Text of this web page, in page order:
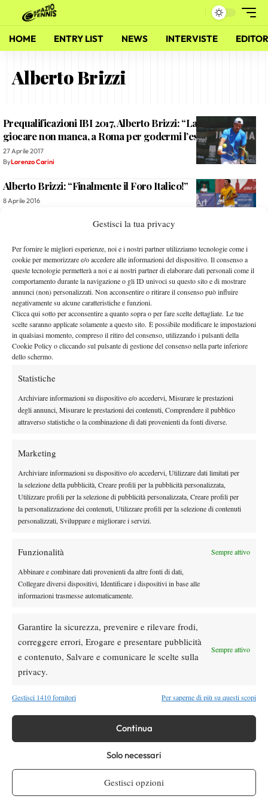
Gestisci la tua privacy
Per fornire le migliori esperienze, noi e i nostri partner utilizziamo tecnologie come i
cookie per memorizzare e/o accedere alle informazioni del dispositivo. Il consenso a
queste tecnologie permetterà a noi e ai nostri partner di elaborare dati personali come il
comportamento durante la navigazione o gli ID univoci su questo sito e di mostrare
annunci (non) personalizzati. Non acconsentire o ritirare il consenso può influire
negativamente su alcune caratteristiche e funzioni.
Clicca qui sotto per acconsentire a quanto sopra o per fare scelte dettagliate. Le tue
scelte saranno applicate solamente a questo sito. È possibile modificare le impostazioni
in qualsiasi momento, compreso il ritiro del consenso, utilizzando i pulsanti della
Cookie Policy o cliccando sul pulsante di gestione del consenso nella parte inferiore
dello schermo.
Statistiche
Archiviare informazioni su dispositivo e/o accedervi, Misurare le prestazioni
degli annunci, Misurare le prestazioni dei contenuti, Comprendere il pubblico
attraverso statistiche o la combinazione di dati provenienti da fonti diverse.
Marketing
Archiviare informazioni su dispositivo e/o accedervi, Utilizzare dati limitati per
la selezione della pubblicità, Creare profili per la pubblicità personalizzata,
Utilizzare profili per la selezione di pubblicità personalizzata, Creare profili per
la personalizzazione dei contenuti, Utilizzare profili per la selezione di contenuti
personalizzati, Sviluppare e migliorare i servizi.
Funzionalità Sempre attivo
Abbinare e combinare dati provenienti da altre fonti di dati,
Collegare diversi dispositivi, Identificare i dispositivi in base alle
informazioni trasmesse automaticamente.
Garantire la sicurezza, prevenire e rilevare frodi,
correggere errori, Erogare e presentare pubblicità
e contenuto, Salvare e comunicare le scelte sulla
privacy.
Sempre attivo
Gestisci 1410 fornitori Per saperne di più su questi scopi
Continua
Solo necessari
Gestisci opzioni
HOME ENTRY LIST NEWS INTERVISTE
Alberto Brizzi
Prequalificazioni IBI 2017, Alberto Brizzi: “La voglia di
giocare non manca, a Roma per godermi l’esperienza!”
27 Aprile 2017
ByLorenzo Carini
Alberto Brizzi: “Finalmente il Foro Italico!”
8 Aprile 2016
Alberto Brizzi: “Tornare nel circuito? Non sarà facile, ma…”
23 Ottobre 2015
M. Mosciatti
ITF: Pioggia di Finali Azzurre
15 Luglio 2014
Redazione
Facebook
Instagram
Testata giornalisticaSpazio Tennisregistrata Aut-Trib Milano n°
10268 del 15/09/2025
Direttore Responsabile: Alessandro Nizegorodcew
HOME
WTA